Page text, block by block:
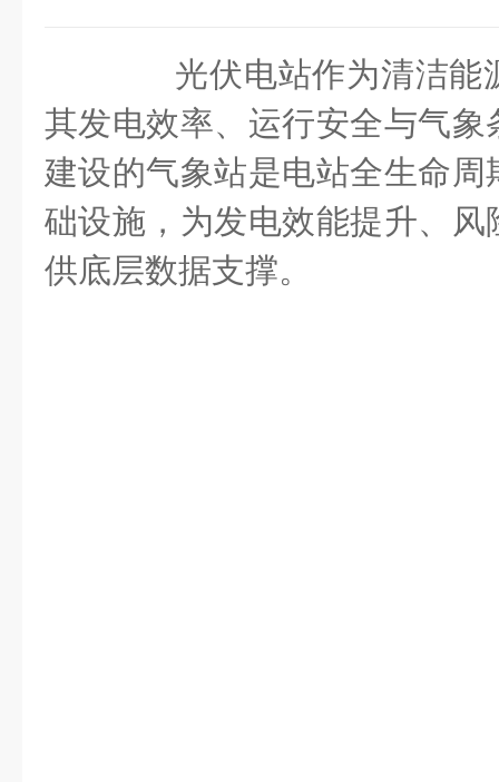
光伏电站作为清洁能
其发电效率、运行安全与气
建设的气象站是电站全生命
础设施，为发电效能提升、
供底层数据支撑。